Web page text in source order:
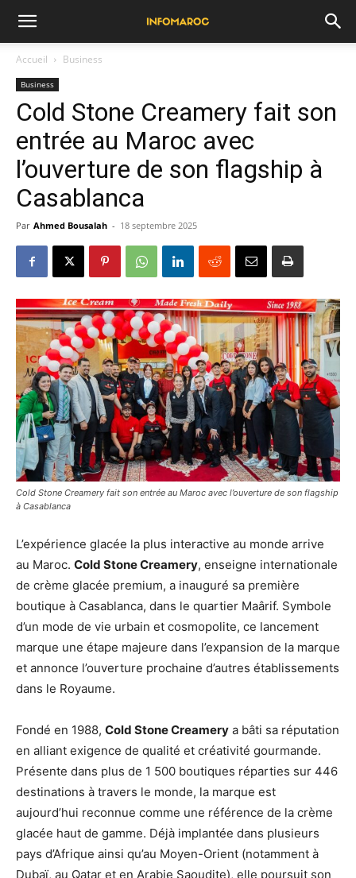
Accueil Business
Business
Cold Stone Creamery fait son
entrée au Maroc avec
l’ouverture de son flagship à
Casablanca
Par Ahmed Bousalah - 18 septembre 2025
Cold Stone Creamery fait son entrée au Maroc avec l’ouverture de son flagship
à Casablanca
L’expérience glacée la plus interactive au monde arrive
au Maroc. Cold Stone Creamery, enseigne internationale
de crème glacée premium, a inauguré sa première
boutique à Casablanca, dans le quartier Maârif. Symbole
d’un mode de vie urbain et cosmopolite, ce lancement
marque une étape majeure dans l’expansion de la marque
et annonce l’ouverture prochaine d’autres établissements
dans le Royaume.
Fondé en 1988, Cold Stone Creamery a bâti sa réputation
en alliant exigence de qualité et créativité gourmande.
Présente dans plus de 1 500 boutiques réparties sur 446
destinations à travers le monde, la marque est
aujourd’hui reconnue comme une référence de la crème
glacée haut de gamme. Déjà implantée dans plusieurs
pays d’Afrique ainsi qu’au Moyen-Orient (notamment à
Dubaï, au Qatar et en Arabie Saoudite), elle poursuit son